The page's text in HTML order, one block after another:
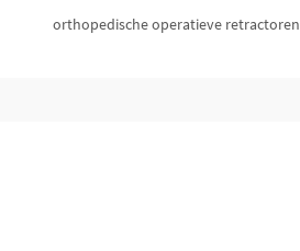
orthopedische operatieve retractoren